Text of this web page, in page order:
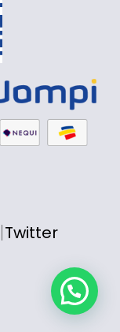
Twitter